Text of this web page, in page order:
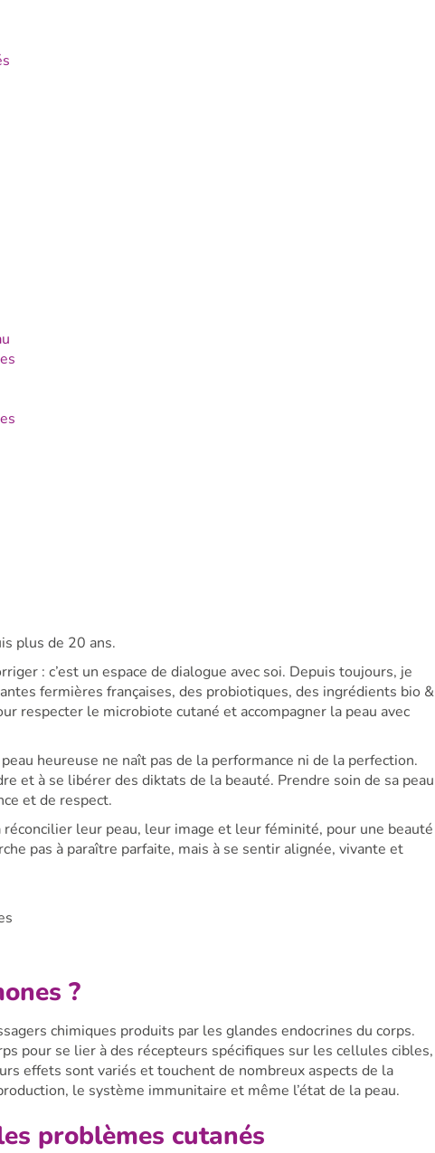
plus de 20 ans.
: c’est un espace de dialogue avec soi. Depuis toujours, je
fermières françaises, des probiotiques, des ingrédients bio &
respecter le microbiote cutané et accompagner la peau avec
heureuse ne naît pas de la performance ni de la perfection.
et à se libérer des diktats de la beauté. Prendre soin de sa peau
et de respect.
leur peau, leur image et leur féminité, pour une beauté
pas à paraître parfaite, mais à se sentir alignée, vivante et
?
chimiques produits par les glandes endocrines du corps.
pour se lier à des récepteurs spécifiques sur les cellules cibles,
effets sont variés et touchent de nombreux aspects de la
le système immunitaire et même l’état de la peau.
problèmes cutanés